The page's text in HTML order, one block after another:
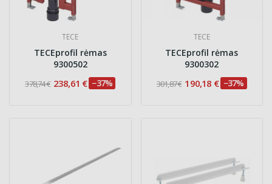
TECE
TECEprofil rėmas
9300502
378,74 € 238,61 € −37%
TECE
TECEprofil rėmas
9300302
301,87 € 190,18 € −37%